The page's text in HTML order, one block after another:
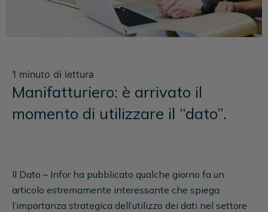
1 minuto di lettura
Manifatturiero: è arrivato il
momento di utilizzare il “dato”.
Il Dato – Infor ha pubblicato qualche giorno fa un
articolo estremamente interessante che spiega
l’importanza strategica dell’utilizzo dei dati nel settore